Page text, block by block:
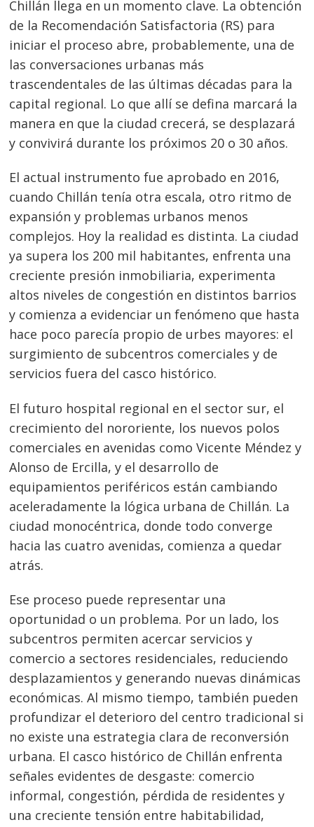
Chillán llega en un momento clave. La obtención
de la Recomendación Satisfactoria (RS) para
iniciar el proceso abre, probablemente, una de
las conversaciones urbanas más
trascendentales de las últimas décadas para la
capital regional. Lo que allí se defina marcará la
manera en que la ciudad crecerá, se desplazará
y convivirá durante los próximos 20 o 30 años.
El actual instrumento fue aprobado en 2016,
cuando Chillán tenía otra escala, otro ritmo de
expansión y problemas urbanos menos
complejos. Hoy la realidad es distinta. La ciudad
ya supera los 200 mil habitantes, enfrenta una
creciente presión inmobiliaria, experimenta
altos niveles de congestión en distintos barrios
y comienza a evidenciar un fenómeno que hasta
hace poco parecía propio de urbes mayores: el
surgimiento de subcentros comerciales y de
servicios fuera del casco histórico.
El futuro hospital regional en el sector sur, el
crecimiento del nororiente, los nuevos polos
comerciales en avenidas como Vicente Méndez y
Alonso de Ercilla, y el desarrollo de
equipamientos periféricos están cambiando
aceleradamente la lógica urbana de Chillán. La
ciudad monocéntrica, donde todo converge
hacia las cuatro avenidas, comienza a quedar
atrás.
Ese proceso puede representar una
oportunidad o un problema. Por un lado, los
subcentros permiten acercar servicios y
comercio a sectores residenciales, reduciendo
desplazamientos y generando nuevas dinámicas
económicas. Al mismo tiempo, también pueden
profundizar el deterioro del centro tradicional si
no existe una estrategia clara de reconversión
urbana. El casco histórico de Chillán enfrenta
señales evidentes de desgaste: comercio
informal, congestión, pérdida de residentes y
una creciente tensión entre habitabilidad,